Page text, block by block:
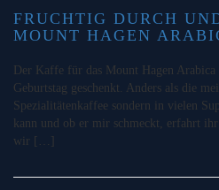
FRUCHTIG DURCH
MOUNT HAGEN
Der Kaffe für das Mount Hagen
Geburtstag geschenkt. Anders als die
Spezialitätenkaffee sondern in vielen
kann und ob er mir schmeckt, erfahrt
wir […]